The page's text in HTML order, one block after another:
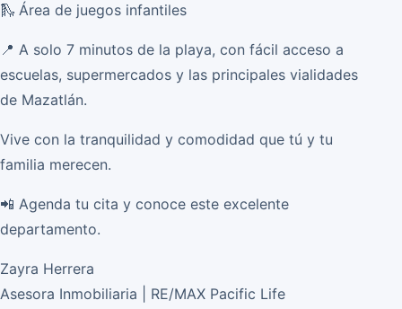
🛝 Área de juegos infantiles
📍 A solo 7 minutos de la playa, con fácil acceso a
escuelas, supermercados y las principales vialidades
de Mazatlán.
Vive con la tranquilidad y comodidad que tú y tu
familia merecen.
📲 Agenda tu cita y conoce este excelente
departamento.
Zayra Herrera
Asesora Inmobiliaria | RE/MAX Pacific Life